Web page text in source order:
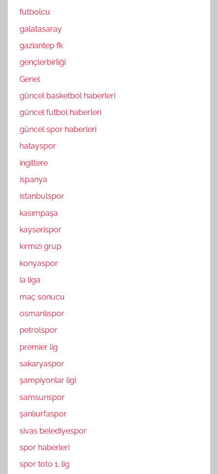
futbolcu
galatasaray
gaziantep fk
gençlerbirliği
Genel
güncel basketbol haberleri
güncel futbol haberleri
güncel spor haberleri
hatayspor
ingiltere
ispanya
istanbulspor
kasımpaşa
kayserispor
kırmızı grup
konyaspor
la liga
maç sonucu
osmanlıspor
petrolspor
premier lig
sakaryaspor
şampiyonlar ligi
samsunspor
şanlıurfaspor
sivas belediyespor
spor haberleri
spor toto 1. lig